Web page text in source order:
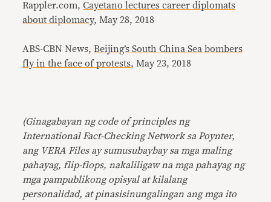
Rappler.com,Cayetano lectures career diplomats
about diplomacy, May 28, 2018
ABS-CBN News,Beijing’s South China Sea bombers
fly in the face of protests, May 23, 2018
(Ginagabayan ng code of principles ng
International Fact-Checking Network sa Poynter,
ang VERA Files ay sumusubaybay sa mga maling
pahayag, flip-flops, nakaliligaw na mga pahayag ng
mga pampublikong opisyal at kilalang
personalidad, at pinasisinungalingan ang mga ito